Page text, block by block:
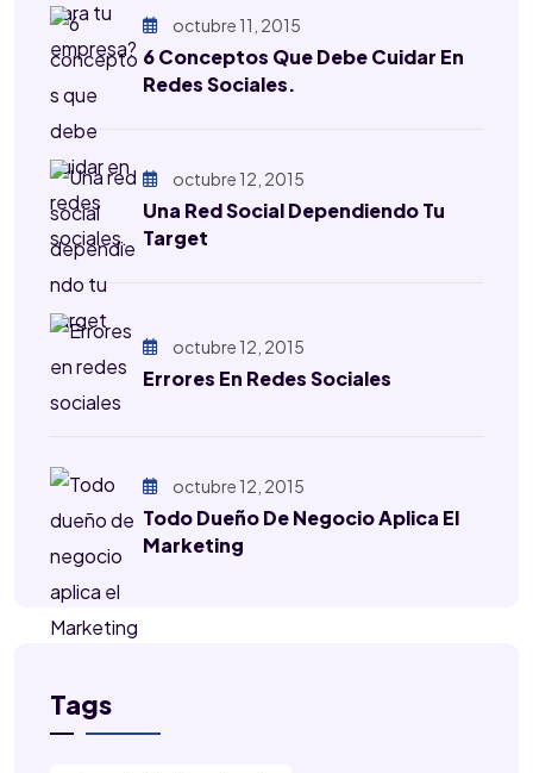
octubre 11, 2015
6 Conceptos Que Debe Cuidar En
Redes Sociales.
octubre 12, 2015
Una Red Social Dependiendo Tu
Target
octubre 12, 2015
Errores En Redes Sociales
octubre 12, 2015
Todo Dueño De Negocio Aplica El
Marketing
Tags